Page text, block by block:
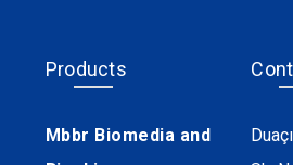
Products
Mbbr Biomedia and